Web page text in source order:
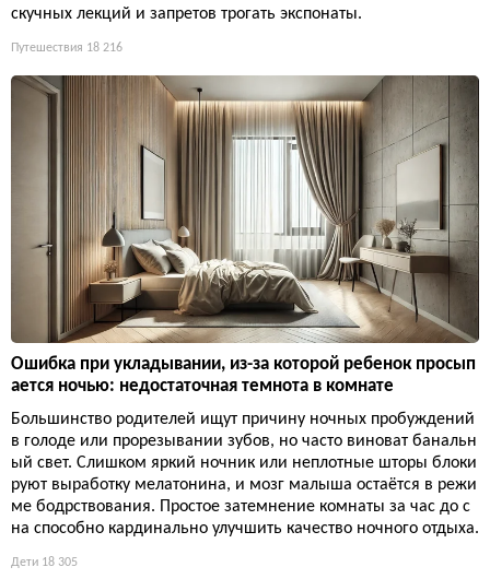
скучных лекций и запретов трогать экспонаты.
Путешествия 18 216
Ошибка при укладывании, из-за которой ребенок просып
ается ночью: недостаточная темнота в комнате
Большинство родителей ищут причину ночных пробуждений
в голоде или прорезывании зубов, но часто виноват банальн
ый свет. Слишком яркий ночник или неплотные шторы блоки
руют выработку мелатонина, и мозг малыша остаётся в режи
ме бодрствования. Простое затемнение комнаты за час до с
на способно кардинально улучшить качество ночного отдыха.
Дети 18 305